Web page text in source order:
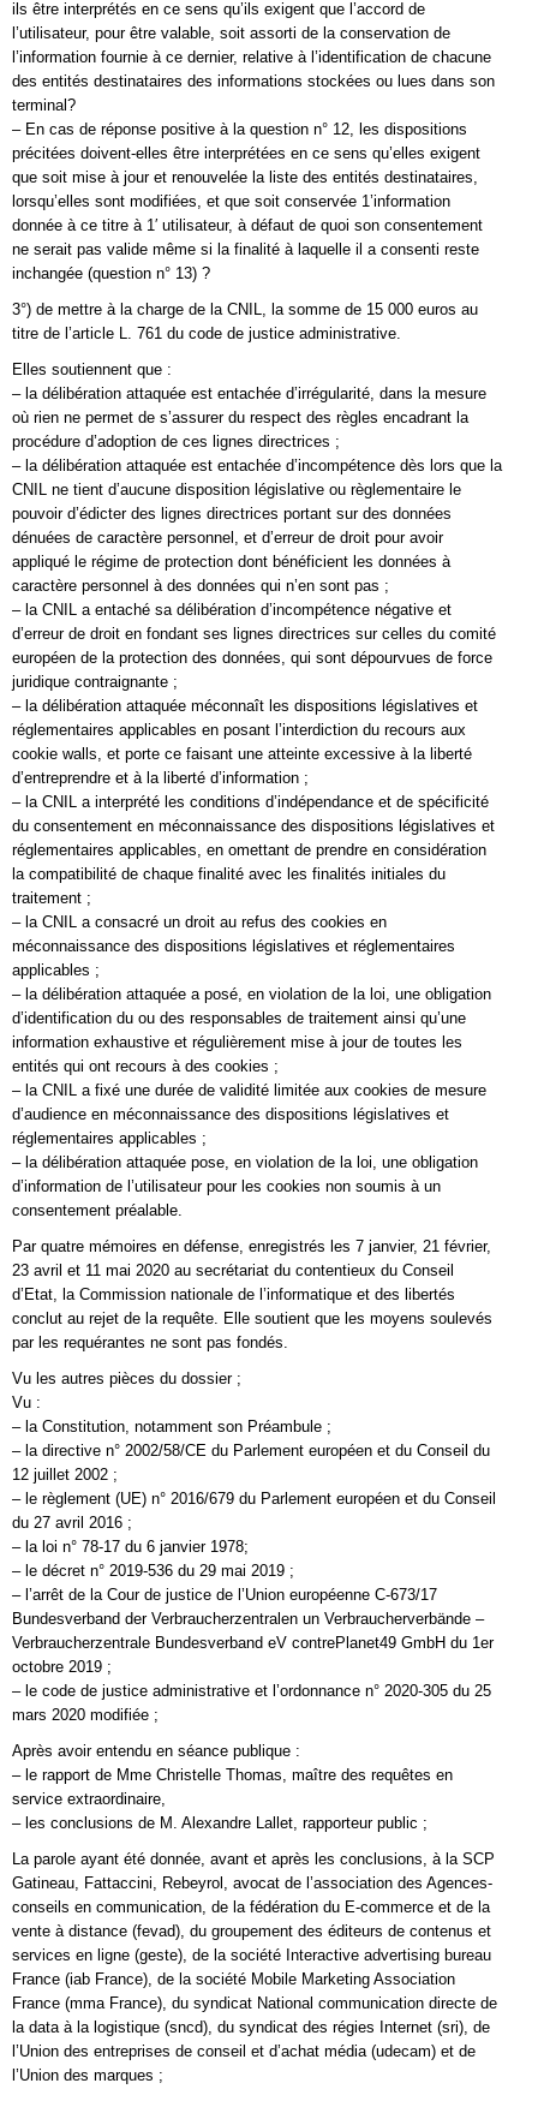
ils être interprétés en ce sens qu’ils exigent que l’accord de
l’utilisateur, pour être valable, soit assorti de la conservation de
l’information fournie à ce dernier, relative à l’identification de chacune
des entités destinataires des informations stockées ou lues dans son
terminal?
– En cas de réponse positive à la question n° 12, les dispositions
précitées doivent-elles être interprétées en ce sens qu’elles exigent
que soit mise à jour et renouvelée la liste des entités destinataires,
lorsqu’elles sont modifiées, et que soit conservée 1’information
donnée à ce titre à 1′ utilisateur, à défaut de quoi son consentement
ne serait pas valide même si la finalité à laquelle il a consenti reste
inchangée (question n° 13) ?
3°) de mettre à la charge de la CNIL, la somme de 15 000 euros au
titre de l’article L. 761 du code de justice administrative.
Elles soutiennent que :
– la délibération attaquée est entachée d’irrégularité, dans la mesure
où rien ne permet de s’assurer du respect des règles encadrant la
procédure d’adoption de ces lignes directrices ;
– la délibération attaquée est entachée d’incompétence dès lors que la
CNIL ne tient d’aucune disposition législative ou règlementaire le
pouvoir d’édicter des lignes directrices portant sur des données
dénuées de caractère personnel, et d’erreur de droit pour avoir
appliqué le régime de protection dont bénéficient les données à
caractère personnel à des données qui n’en sont pas ;
– la CNIL a entaché sa délibération d’incompétence négative et
d’erreur de droit en fondant ses lignes directrices sur celles du comité
européen de la protection des données, qui sont dépourvues de force
juridique contraignante ;
– la délibération attaquée méconnaît les dispositions législatives et
réglementaires applicables en posant l’interdiction du recours aux
cookie walls, et porte ce faisant une atteinte excessive à la liberté
d’entreprendre et à la liberté d’information ;
– la CNIL a interprété les conditions d’indépendance et de spécificité
du consentement en méconnaissance des dispositions législatives et
réglementaires applicables, en omettant de prendre en considération
la compatibilité de chaque finalité avec les finalités initiales du
traitement ;
– la CNIL a consacré un droit au refus des cookies en
méconnaissance des dispositions législatives et réglementaires
applicables ;
– la délibération attaquée a posé, en violation de la loi, une obligation
d’identification du ou des responsables de traitement ainsi qu’une
information exhaustive et régulièrement mise à jour de toutes les
entités qui ont recours à des cookies ;
– la CNIL a fixé une durée de validité limitée aux cookies de mesure
d’audience en méconnaissance des dispositions législatives et
réglementaires applicables ;
– la délibération attaquée pose, en violation de la loi, une obligation
d’information de l’utilisateur pour les cookies non soumis à un
consentement préalable.
Par quatre mémoires en défense, enregistrés les 7 janvier, 21 février,
23 avril et 11 mai 2020 au secrétariat du contentieux du Conseil
d’Etat, la Commission nationale de l’informatique et des libertés
conclut au rejet de la requête. Elle soutient que les moyens soulevés
par les requérantes ne sont pas fondés.
Vu les autres pièces du dossier ;
Vu :
– la Constitution, notamment son Préambule ;
– la directive n° 2002/58/CE du Parlement européen et du Conseil du
12 juillet 2002 ;
– le règlement (UE) n° 2016/679 du Parlement européen et du Conseil
du 27 avril 2016 ;
– la loi n° 78-17 du 6 janvier 1978;
– le décret n° 2019-536 du 29 mai 2019 ;
– l’arrêt de la Cour de justice de l’Union européenne C-673/17
Bundesverband der Verbraucherzentralen un Verbraucherverbände –
Verbraucherzentrale Bundesverband eV contrePlanet49 GmbH du 1er
octobre 2019 ;
– le code de justice administrative et l’ordonnance n° 2020-305 du 25
mars 2020 modifiée ;
Après avoir entendu en séance publique :
– le rapport de Mme Christelle Thomas, maître des requêtes en
service extraordinaire,
– les conclusions de M. Alexandre Lallet, rapporteur public ;
La parole ayant été donnée, avant et après les conclusions, à la SCP
Gatineau, Fattaccini, Rebeyrol, avocat de l’association des Agences-
conseils en communication, de la fédération du E-commerce et de la
vente à distance (fevad), du groupement des éditeurs de contenus et
services en ligne (geste), de la société Interactive advertising bureau
France (iab France), de la société Mobile Marketing Association
France (mma France), du syndicat National communication directe de
la data à la logistique (sncd), du syndicat des régies Internet (sri), de
l’Union des entreprises de conseil et d’achat média (udecam) et de
l’Union des marques ;